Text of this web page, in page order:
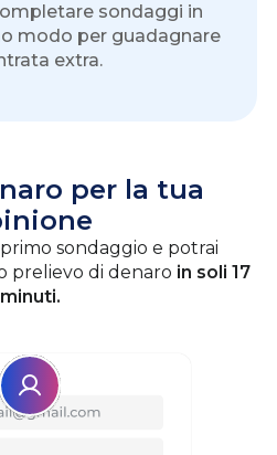
sondaggi in
modo per guadagnare
extra.
per la tua
sondaggio e potrai
prelievo di denaro in soli 17
minuti.